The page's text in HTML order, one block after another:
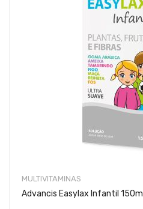
MULTIVITAMINAS
Advancis Easylax Infantil 150ml